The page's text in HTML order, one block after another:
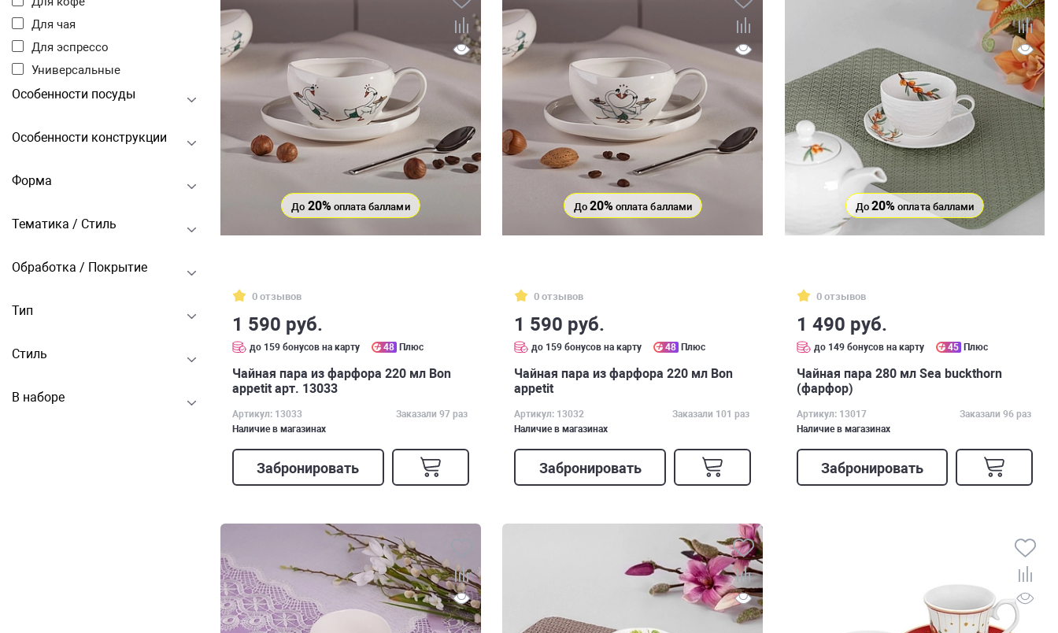
Для чая
Для эспрессо
Универсальные
Особенности посуды
Особенности конструкции
Форма
Тематика / Стиль
Обработка / Покрытие
Тип
Стиль
В наборе
До 20%оплата баллами
0 отзывов
1 590 руб.
до 159 бонусов на карту 48 Плюс
Чайная пара из фарфора 220 мл Bon
appetit арт. 13033
Артикул: 13033
Заказали 97 раз
Наличие в магазинах
Забронировать
До 20% оплата баллами
0 отзывов
1 590 руб.
до 159 бонусов на карту 48 Плюс
Чайная пара из фарфора 220 мл Bon
appetit
Артикул: 13032
Заказали 101 раз
Наличие в магазинах
Забронировать
До20% оплата баллами
0 отзывов
1 490 руб.
до 149 бонусов на карту 45 Плюс
Чайная пара 280 мл Sea buckthorn
(фарфор)
Артикул: 13017
Заказали 96 раз
Наличие в магазинах
Забронировать